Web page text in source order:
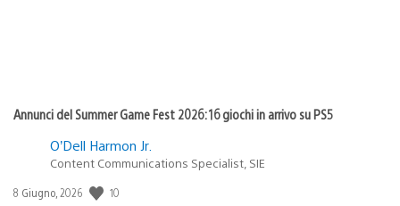
Annunci del Summer Game Fest 2026: 16 giochi in arrivo su PS5
O’Dell Harmon Jr.
Content Communications Specialist, SIE
Data
8 Giugno, 2026 10